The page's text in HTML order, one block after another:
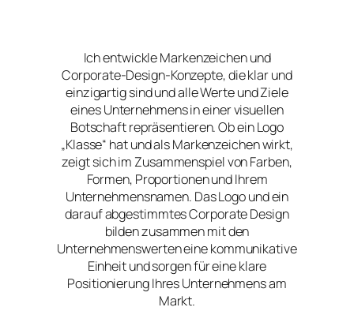
Ich entwickle Markenzeichen und
Corporate-Design-Konzepte, die klar und
einzigartig sind und alle Werte und Ziele
eines Unternehmens in einer visuellen
Botschaft repräsentieren. Ob ein Logo
„Klasse“ hat und als Markenzeichen wirkt,
zeigt sich im Zusammenspiel von Farben,
Formen, Proportionen und Ihrem
Unternehmensnamen. Das Logo und ein
darauf abgestimmtes Corporate Design
bilden zusammen mit den
Unternehmenswerten eine kommunikative
Einheit und sorgen für eine klare
Positionierung Ihres Unternehmens am
Markt.